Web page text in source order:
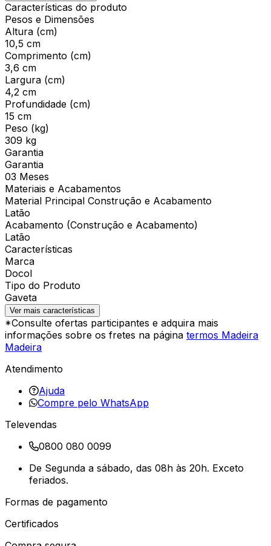
Características do produto
Pesos e Dimensões
Altura (cm)
10,5 cm
Comprimento (cm)
3,6 cm
Largura (cm)
4,2 cm
Profundidade (cm)
15 cm
Peso (kg)
309 kg
Garantia
Garantia
03 Meses
Materiais e Acabamentos
Material Principal Construção e Acabamento
Latão
Acabamento (Construção e Acabamento)
Latão
Características
Marca
Docol
Tipo do Produto
Gaveta
Ver mais características
*Consulte ofertas participantes e adquira mais
informações sobre os fretes na página termos Madeira
Madeira
Atendimento
Ajuda
Compre pelo WhatsApp
Televendas
0800 080 0099
De Segunda a sábado, das 08h às 20h. Exceto
feriados.
Formas de pagamento
Certificados